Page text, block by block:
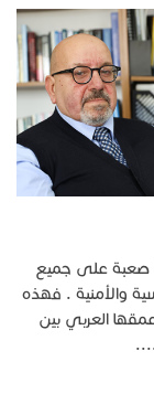
صعبة على جميع
والأمنية . فهذه
العربي بين